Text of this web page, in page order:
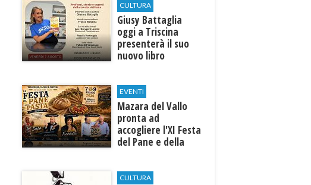
CULTURA
Giusy Battaglia
oggi a Triscina
presenterà il suo
nuovo libro
EVENTI
Mazara del Vallo
pronta ad
accogliere l'XI Festa
del Pane e della
CULTURA